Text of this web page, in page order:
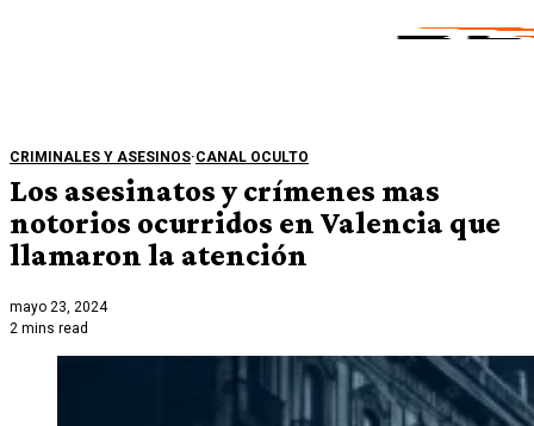
CRIMINALES Y ASESINOS·CANAL OCULTO
Los asesinatos y crímenes mas
notorios ocurridos en Valencia que
llamaron la atención
mayo 23, 2024
2 mins read